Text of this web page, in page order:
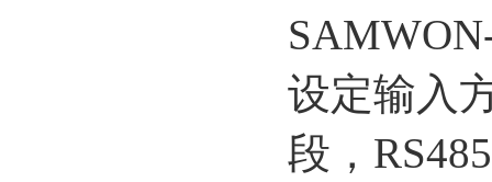
设定输入
段，